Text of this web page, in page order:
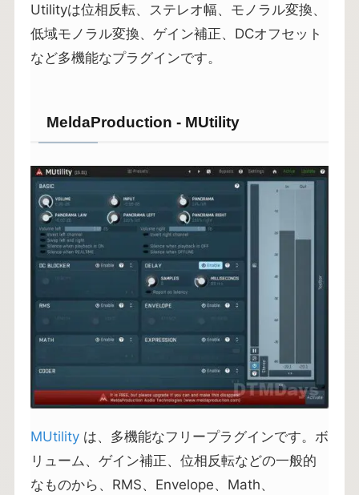
Utilityは位相反転、ステレオ幅、モノラル変換、
低域モノラル変換、ゲイン補正、DCオフセット
など多機能なプラグインです。
MeldaProduction - MUtility
MUtilityは、多機能なフリープラグインです。ボ
リューム、ゲイン補正、位相反転などの一般的
なものから、RMS、Envelope、Math、